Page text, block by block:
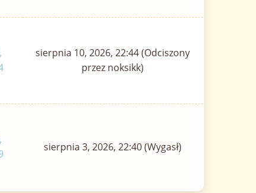
sierpnia 10, 2026, 22:44 (Odciszony
przez noksikk)
sierpnia 3, 2026, 22:40 (Wygasł)